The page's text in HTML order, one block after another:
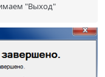
"Выход"